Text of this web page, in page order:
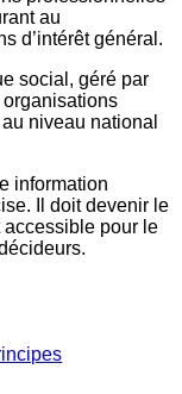
au
d’intérêt général.
social, géré par
organisations
niveau national
information
Il doit devenir le
accessible pour le